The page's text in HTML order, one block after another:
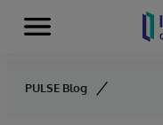
Skip to content
Menu
PULSE Blog